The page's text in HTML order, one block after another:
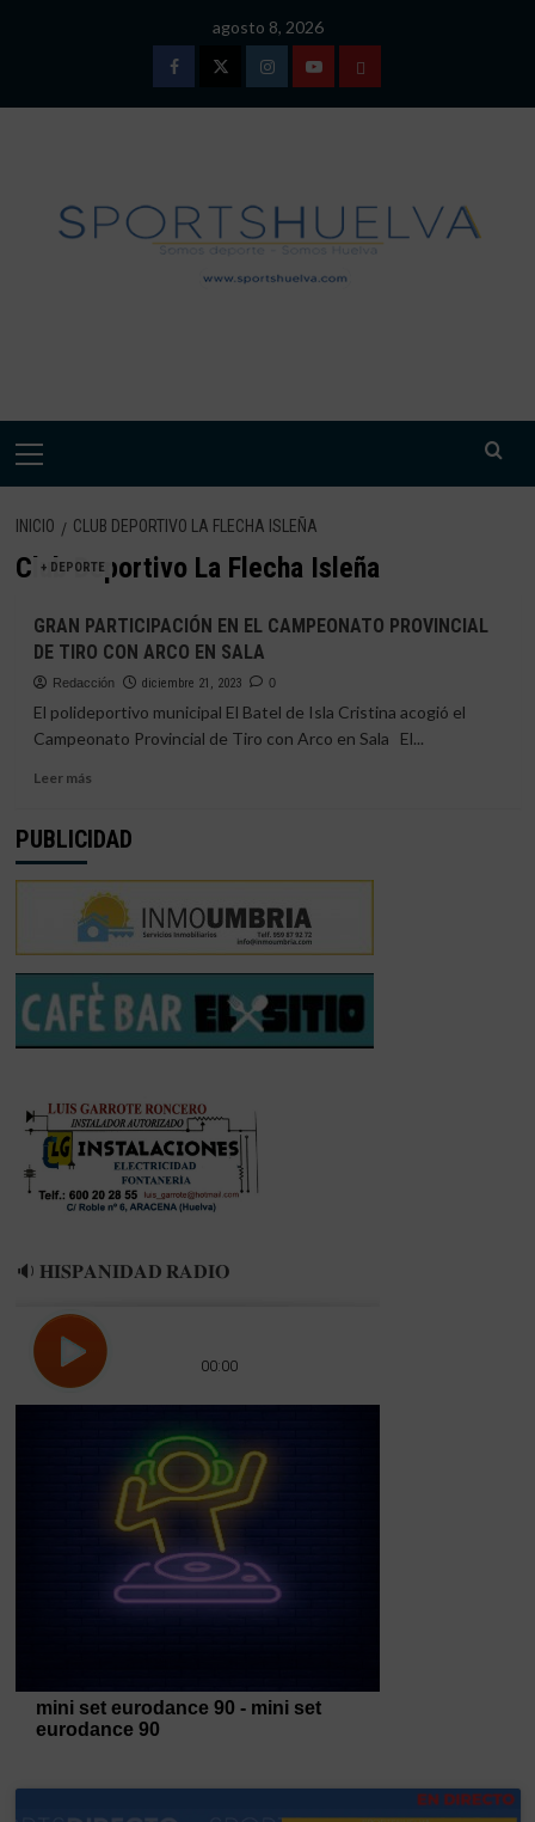
agosto 8, 2026
FacebookTwitterInstagramYoutubeTÉRMINOS
DE
USO
Menú
INICIO CLUB DEPORTIVO LA FLECHA ISLEÑA
Club Deportivo La Flecha Isleña
+ DEPORTE
GRAN PARTICIPACIÓN EN EL CAMPEONATO PROVINCIAL
DE TIRO CON ARCO EN SALA
Redacción diciembre 21, 2023 0
El polideportivo municipal El Batel de Isla Cristina acogió el
Campeonato Provincial de Tiro con Arco en Sala El...
Leer másLeer
GRAN
EN
EL
CAMPEONATO
PROVINCIAL
DE
TIRO
CON
ARCO
PUBLICIDAD
🔉 𝐇𝐈𝐒𝐏𝐀𝐍𝐈𝐃𝐀𝐃 𝐑𝐀𝐃𝐈𝐎